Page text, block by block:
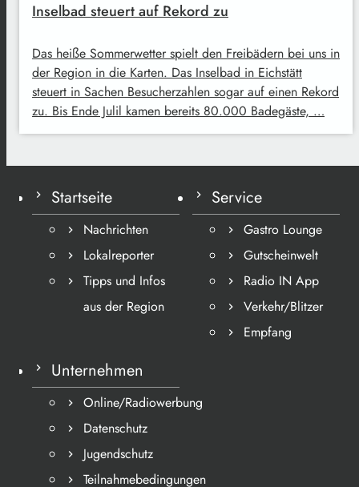
Inselbad steuert auf Rekord zu
Das heiße Sommerwetter spielt den Freibädern bei uns in
der Region in die Karten. Das Inselbad in Eichstätt
steuert in Sachen Besucherzahlen sogar auf einen Rekord
zu. Bis Ende Julil kamen bereits 80.000 Badegäste, …
Startseite
Nachrichten
Lokalreporter
Tipps und Infos
aus der Region
Service
Gastro Lounge
Gutscheinwelt
Radio IN App
Verkehr/Blitzer
Empfang
Unternehmen
Online/Radiowerbung
Datenschutz
Jugendschutz
Teilnahmebedingungen